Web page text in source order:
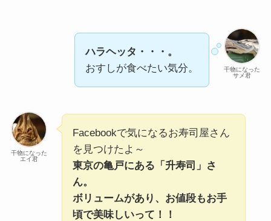
干物になった
サメ君
ハラヘッタ・・・。
おすしが食べたい気分。
干物になった
エイ君
Facebookで気になるお寿司屋さん
を見つけたよ～
東京の亀戸にある「升寿司」さ
ん。
ボリュームがあり、お値段もお手
頃で美味しいって！！